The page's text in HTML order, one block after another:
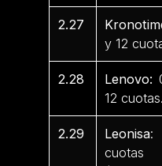
2.27
y 12
2.28 Lenovo:
12 cuotas.
2.29 Leonisa:
cuotas